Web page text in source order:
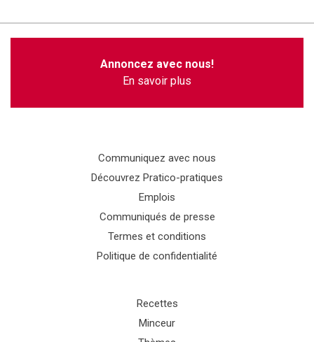
Annoncez avec nous!
En savoir plus
Communiquez avec nous
Découvrez Pratico-pratiques
Emplois
Communiqués de presse
Termes et conditions
Politique de confidentialité
Recettes
Minceur